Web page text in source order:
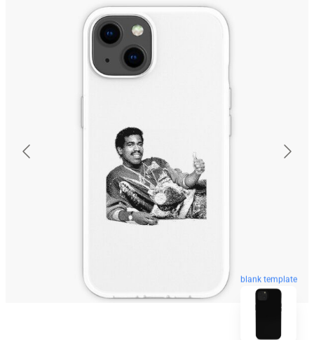
blank template